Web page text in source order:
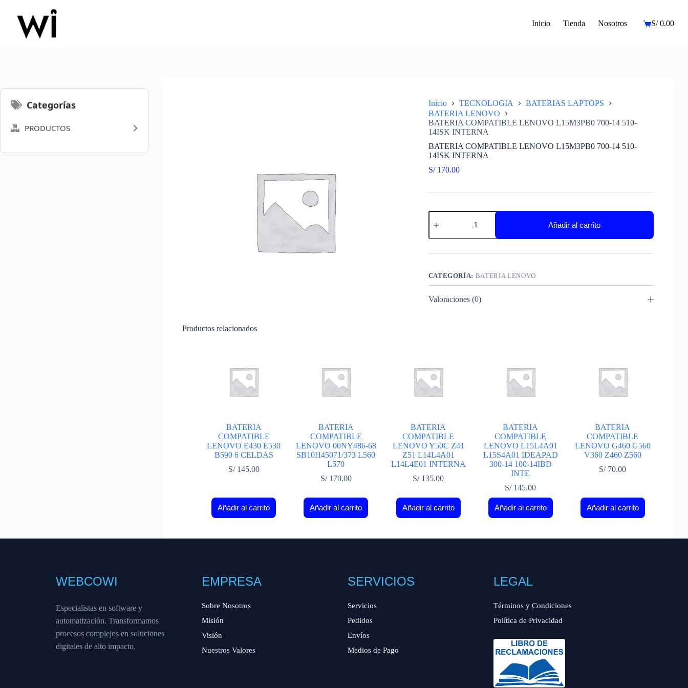
contenido
Inicio Tienda Nosotros
Carro
S/0.00
Inicio TECNOLOGIA
BATERIAS LAPTOPS
BATERIA LENOVO
BATERIA COMPATIBLE LENOVO L15M3PB0 700-14 510-
14ISK INTERNA
BATERIA COMPATIBLE LENOVO L15M3PB0 700-14 510-
14ISK INTERNA
S/170.00
BATERIA
COMPATIBLE
L15M3PB0
14ISK
INTERNA
Añadir al carrito
CATEGORÍA: BATERIA LENOVO
Valoraciones (0)
Productos relacionados
BATERIA
COMPATIBLE
LENOVO E430 E530
B590 6 CELDAS
S/145.00
Añadir al carrito
BATERIA
COMPATIBLE
LENOVO 00NY486-68
SB10H45071/373 L560
L570
S/170.00
Añadir al carrito
BATERIA
COMPATIBLE
LENOVO Y50C Z41
Z51 L14L4A01
L14L4E01 INTERNA
S/135.00
Añadir al carrito
BATERIA
COMPATIBLE
LENOVO L15L4A01
L15S4A01 IDEAPAD
300-14 100-14IBD
INTE
S/145.00
Añadir al carrito
BATERIA
COMPATIBLE
LENOVO G460 G560
V360 Z460 Z560
S/70.00
Añadir al carrito
Categorías
PRODUCTOS
WEBCOWI
Especialistas en software y
automatización. Transformamos
procesos complejos en soluciones
digitales de alto impacto.
EMPRESA
Sobre Nosotros
Misión
Visión
Nuestros Valores
SERVICIOS
Servicios
Pedidos
Envíos
Medios de Pago
LEGAL
Términos y Condiciones
Política de Privacidad